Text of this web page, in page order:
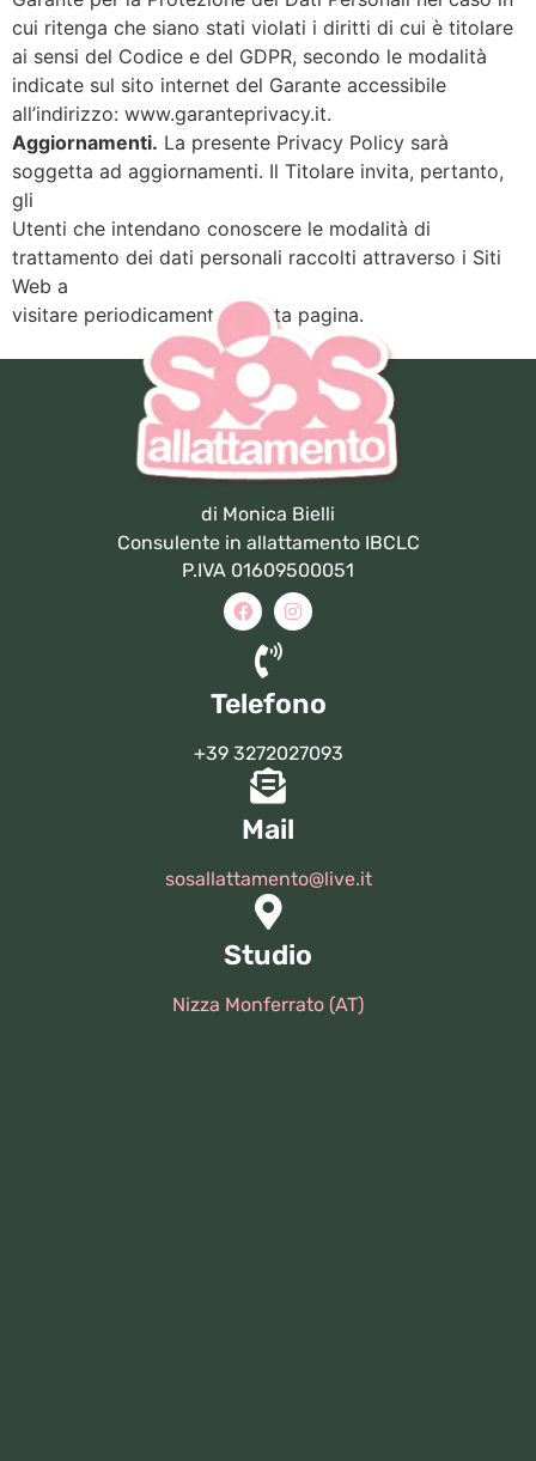
cui ritenga che siano stati violati i diritti di cui è titolare
ai sensi del Codice e del GDPR, secondo le modalità
indicate sul sito internet del Garante accessibile
all’indirizzo: www.garanteprivacy.it.
Aggiornamenti. La presente Privacy Policy sarà
soggetta ad aggiornamenti. Il Titolare invita, pertanto,
gli
Utenti che intendano conoscere le modalità di
trattamento dei dati personali raccolti attraverso i Siti
Web a
visitare periodicamente questa pagina.
di Monica Bielli
Consulente in allattamento IBCLC
P.IVA 01609500051
Telefono
+39 3272027093
Mail
sosallattamento@live.it
Studio
Nizza Monferrato (AT)